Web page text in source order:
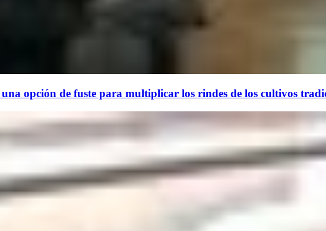
opción de fuste para multiplicar los rindes de los cultivos